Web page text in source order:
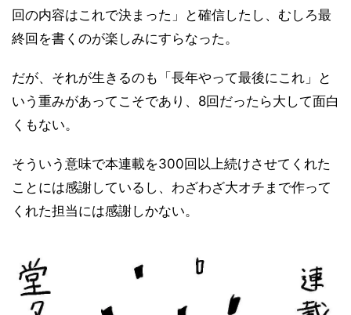
回の内容はこれで決まった」と確信したし、むしろ最
終回を書くのが楽しみにすらなった。
だが、それが生きるのも「長年やって最後にこれ」と
いう重みがあってこそであり、8回だったら大して面白
くもない。
そういう意味で本連載を300回以上続けさせてくれた
ことには感謝しているし、わざわざ大オチまで作って
くれた担当には感謝しかない。